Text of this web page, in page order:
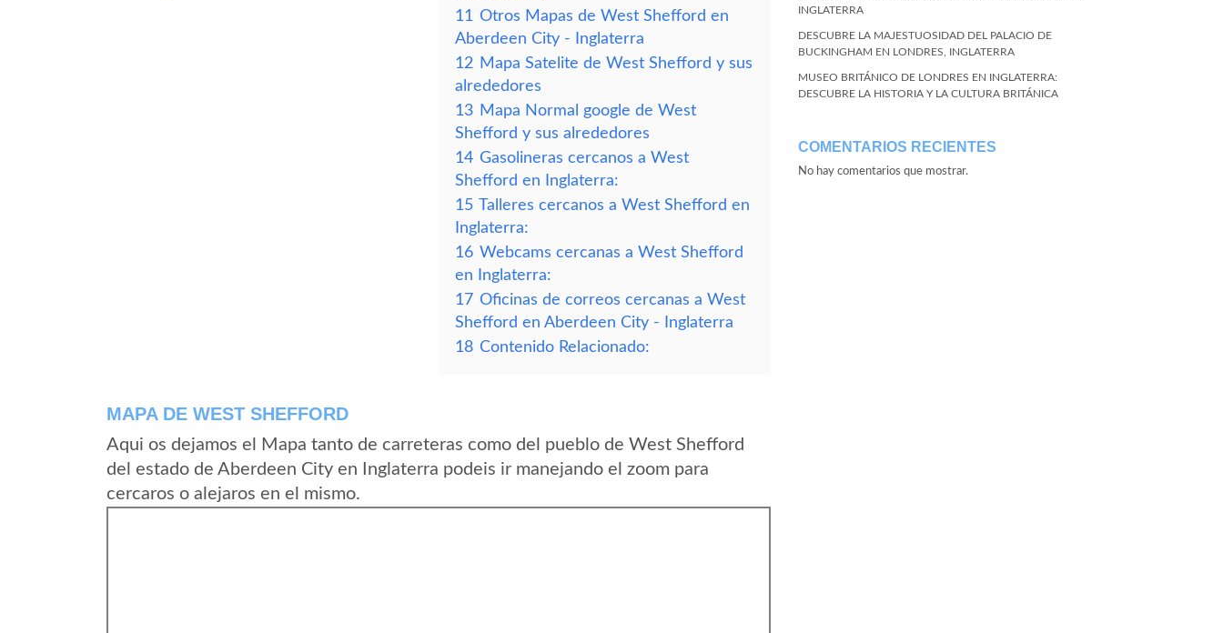
11 Otros Mapas de West Shefford en
Aberdeen City - Inglaterra
12 Mapa Satelite de West Shefford y sus
alrededores
13 Mapa Normal google de West
Shefford y sus alrededores
14 Gasolineras cercanos a West
Shefford en Inglaterra:
15 Talleres cercanos a West Shefford en
Inglaterra:
16 Webcams cercanas a West Shefford
en Inglaterra:
17 Oficinas de correos cercanas a West
Shefford en Aberdeen City - Inglaterra
18 Contenido Relacionado:
MAPA DE WEST SHEFFORD
Aqui os dejamos el Mapa tanto de carreteras como del pueblo de West Shefford
del estado de Aberdeen City en Inglaterra podeis ir manejando el zoom para
cercaros o alejaros en el mismo.
INGLATERRA
DESCUBRE LA MAJESTUOSIDAD DEL PALACIO DE
BUCKINGHAM EN LONDRES, INGLATERRA
MUSEO BRITÁNICO DE LONDRES EN INGLATERRA:
DESCUBRE LA HISTORIA Y LA CULTURA BRITÁNICA
COMENTARIOS RECIENTES
No hay comentarios que mostrar.